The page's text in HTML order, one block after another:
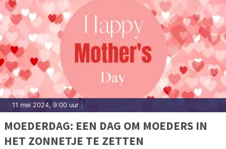
11 mei 2024, 9:00 uur
MOEDERDAG: EEN DAG OM MOEDERS IN
HET ZONNETJE TE ZETTEN